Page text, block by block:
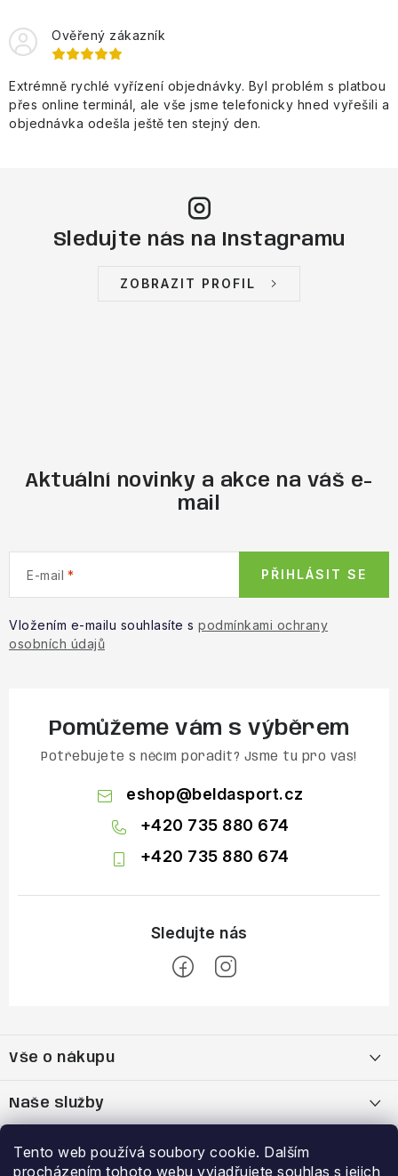
Tento web používá soubory cookie. Dalším
procházením tohoto webu vyjadřujete souhlas s jejich
Ověřený zákazník
Extrémně rychlé vyřízení objednávky. Byl problém s platbou
přes online terminál, ale vše jsme telefonicky hned vyřešili a
objednávka odešla ještě ten stejný den.
Sledujte nás na Instagramu
ZOBRAZIT PROFIL
Aktuální novinky a akce na váš e-
mail
E-mail
Vložením e-mailu souhlasíte s podmínkami ochrany
osobních údajů
PŘIHLÁSIT SE
Pomůžeme vám s výběrem
Potřebujete s něčím poradit? Jsme tu pro vás!
eshop@beldasport.cz
+420 735 880 674
+420 735 880 674
p
t
Vše o nákupu
Naše služby
Výhody a slevy